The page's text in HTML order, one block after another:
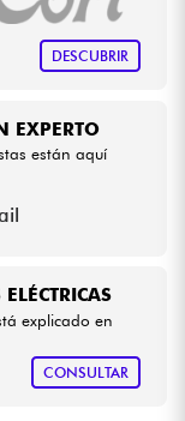
DESCUBRIR
explicado en
CONSULTAR
EXPERTO
están aquí